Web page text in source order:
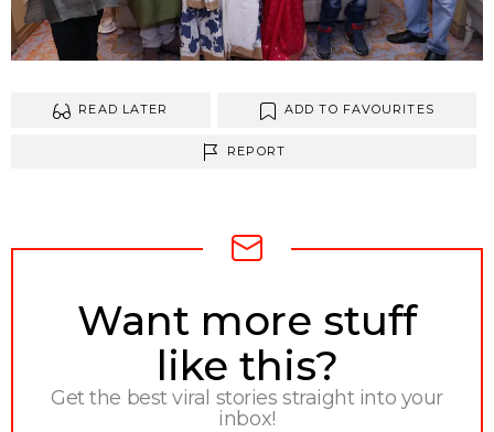
READ LATER ADD TO FAVOURITES
REPORT
NEWSLETTER
Want more stuff
like this?
Get the best viral stories straight into your
inbox!